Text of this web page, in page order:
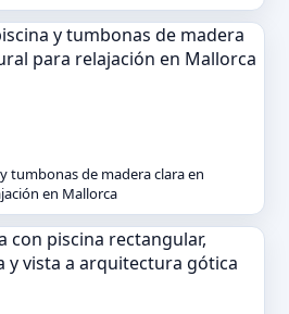
tumbonas de madera clara en
en Mallorca